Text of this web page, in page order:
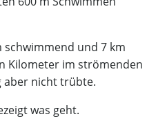
schwimmend und 7 km
Kilometer im strömenden
aber nicht trübte.
was geht.